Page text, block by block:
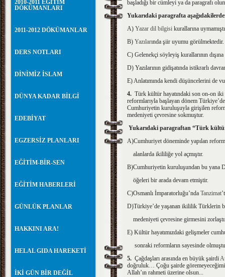
2010-2011 EĞİTİM
DÖKÜMANLARI
2011-2012 DÖKÜMANLAR
DERS NOTLARI
DİNİMİZ İSLAM
DÜNYA KADAR BİLGİ
EDEBİYAT
EGZERSİZ PLANLARI
EĞİTİM-BİR-SEN
EĞİTİM HABERLERİ
GÜNLÜK PLANLAR
HAKKINI ARA!
HELAL GIDA HAREKETİ
İKİ GÜN BİR DEĞİL
başladığı bir cümleyi ya da paragrafı
Yukarıdaki paragrafta
A) Yazar dil bilgisi kurallarına
B) Yazılarında şiir uyumu görülmektedir.
C) Gelenekçi söyleyiş kurallarının dışına
D) Yazılarının gidişatında istikrarlı
E) Anlatımında kendi düşüncelerini de
4. Türk kültür hayatındaki son on-on iki
reformlarıyla başlayan dönem
Cumhuriyetin kuruluşuyla girişilen
medeniyeti çevresine sokmuştur.
Yukarıdaki paragraftan “Türk
A)Cumhuriyet döneminde yapılan
alanlarda ikililiğe yol açmıştır.
B)Cumhuriyetin kuruluşundan bu yana
öğeleri bir arada devam etmiştir.
C)Osmanlı İmparatorluğu’nda Tanzimat
D)Türkiye’de yaşanan ikililik Türklerin
medeniyeti çevresine girmesini
E) Kültür hayatımızdaki gelişmeler
sonraki reformların sayesinde
5. Çağdaşları arasında en büyük şairdi
doğruluk… Çoğu şairde
Allah’ın rahmeti üzerine olsun...